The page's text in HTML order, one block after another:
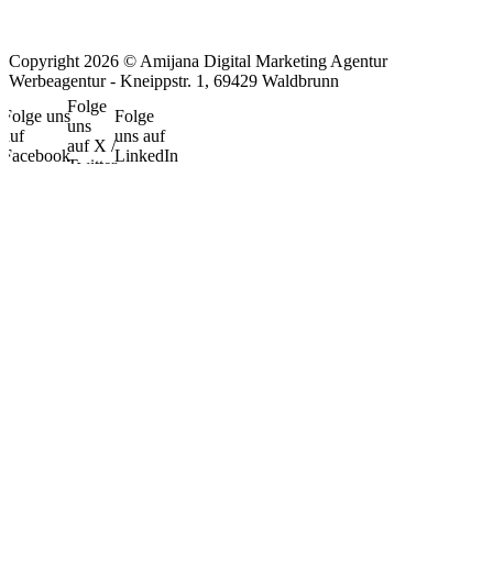
Copyright 2026 © Amijana Digital Marketing Agentur
Werbeagentur - Kneippstr. 1, 69429 Waldbrunn
Folge uns
auf
Facebook
Folge
uns
auf X /
Twitter
Folge
uns auf
LinkedIn